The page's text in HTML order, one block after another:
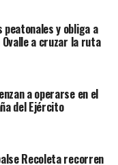
y obliga a
a cruzar la ruta
a operarse en el
del Ejército
Recoleta recorren